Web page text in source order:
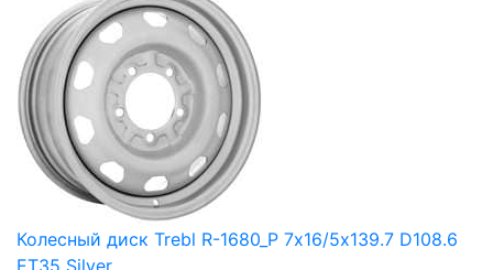
Колесный диск Trebl R-1680_P 7х16/5х139.7 D108.6